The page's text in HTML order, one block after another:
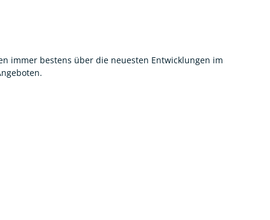
immer bestens über die neuesten Entwicklungen im